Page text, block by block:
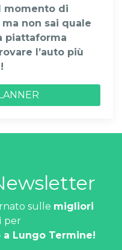
momento di
non sai quale
piattaforma
l’auto più
sulle migliori
per
Lungo Termine!